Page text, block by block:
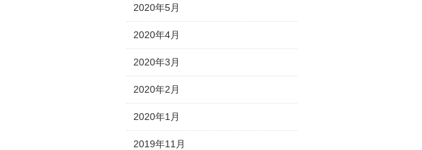
2020年5月
2020年4月
2020年3月
2020年2月
2020年1月
2019年11月